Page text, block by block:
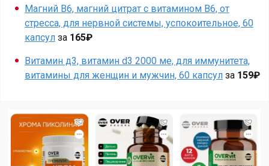
Магний B6, магний цитрат с витамином В6, от
стресса, для нервной системы, успокоительное, 60
капсул за 165₽
Витамин д3, витамин d3 2000 ме, для иммунитета,
витамины для женщин и мужчин, 60 капсул за 159₽